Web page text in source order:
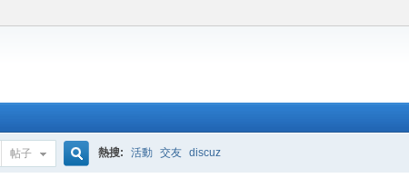
帖子 熱搜: 活動 交友 discuz